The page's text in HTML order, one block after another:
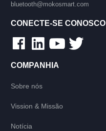
bluetooth@mokosmart.com
CONECTE-SE CONOSCO
COMPANHIA
Sobre nós
Vission & Missão
Notícia